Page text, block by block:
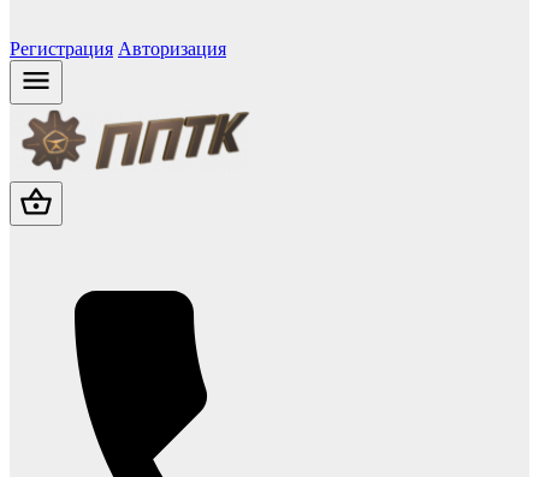
Регистрация Авторизация